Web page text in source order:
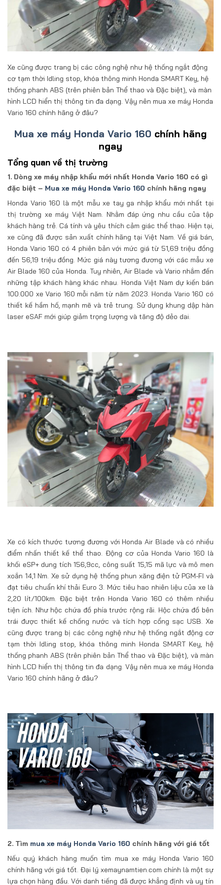
Xe cũng được trang bị các công nghệ như hệ thống ngắt động
cơ tạm thời Idling stop, khóa thông minh Honda SMART Key, hệ
thống phanh ABS (trên phiên bản Thể thao và Đặc biệt), và màn
hình LCD hiển thị thông tin đa dạng. Vậy nên mua xe máy Honda
Vario 160 chính hãng ở đâu?
Mua xe máy Honda Vario 160 chính hãng
ngay
Tổng quan về thị trường
1. Dòng xe máy nhập khẩu mới nhất Honda Vario 160 có gì
đặc biệt – Mua xe máy Honda Vario 160 chính hãng ngay
Honda Vario 160 là một mẫu xe tay ga nhập khẩu mới nhất tại
thị trường xe máy Việt Nam. Nhằm đáp ứng nhu cầu của tập
khách hàng trẻ. Cá tính và yêu thích cảm giác thể thao. Hiện tại,
xe cũng đã được sản xuất chính hãng tại Việt Nam. Về giá bán,
Honda Vario 160 có 4 phiên bản với mức giá từ 51,69 triệu đồng
đến 56,19 triệu đồng. Mức giá này tương đương với các mẫu xe
Air Blade 160 của Honda. Tuy nhiên, Air Blade và Vario nhắm đến
những tập khách hàng khác nhau. Honda Việt Nam dự kiến bán
100.000 xe Vario 160 mỗi năm từ năm 2023. Honda Vario 160 có
thiết kế hầm hố, mạnh mẽ và trẻ trung. Sử dụng khung dập hàn
laser eSAF mới giúp giảm trọng lượng và tăng độ dẻo dai.
Xe có kích thước tương đương với Honda Air Blade và có nhiều
điểm nhấn thiết kế thể thao. Động cơ của Honda Vario 160 là
khối eSP+ dung tích 156,9cc, công suất 15,15 mã lực và mô men
xoắn 14,1 Nm. Xe sử dụng hệ thống phun xăng điện tử PGM-FI và
đạt tiêu chuẩn khí thải Euro 3. Mức tiêu hao nhiên liệu của xe là
2,20 lít/100km. Đặc biệt trên Honda Vario 160 có thêm nhiều
tiện ích. Như hộc chứa đồ phía trước rộng rãi. Hộc chứa đồ bên
trái được thiết kế chống nước và tích hợp cổng sạc USB. Xe
cũng được trang bị các công nghệ như hệ thống ngắt động cơ
tạm thời Idling stop, khóa thông minh Honda SMART Key, hệ
thống phanh ABS (trên phiên bản Thể thao và Đặc biệt), và màn
hình LCD hiển thị thông tin đa dạng. Vậy nên mua xe máy Honda
Vario 160 chính hãng ở đâu?
2. Tìm mua xe máy Honda Vario 160 chính hãng với giá tốt
Nếu quý khách hàng muốn tìm mua xe máy Honda Vario 160
chính hãng với giá tốt. Đại lý xemaynamtien.com chính là một sự
lựa chọn hàng đầu. Với danh tiếng đã được khẳng định và uy tín